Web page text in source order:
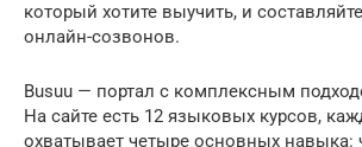
который хотите выучить, и
онлайн-созвонов.
Busuu — портал с комплексным
На сайте есть 12 языковых курсов,
охватывает четыре основных навыка: